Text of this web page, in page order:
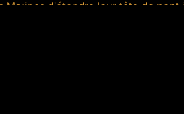
Marines d'étendre leur tête de pont